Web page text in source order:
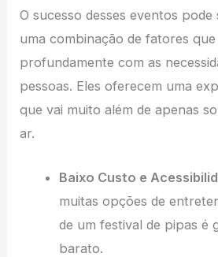
O sucesso desses eventos
uma combinação de fatores que
profundamente com as
pessoas. Eles oferecem uma
que vai muito além de apenas
ar.
Baixo Custo e
muitas opções de
de um festival de pipas é
barato.